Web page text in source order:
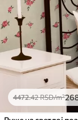
4472.42RSD/m²